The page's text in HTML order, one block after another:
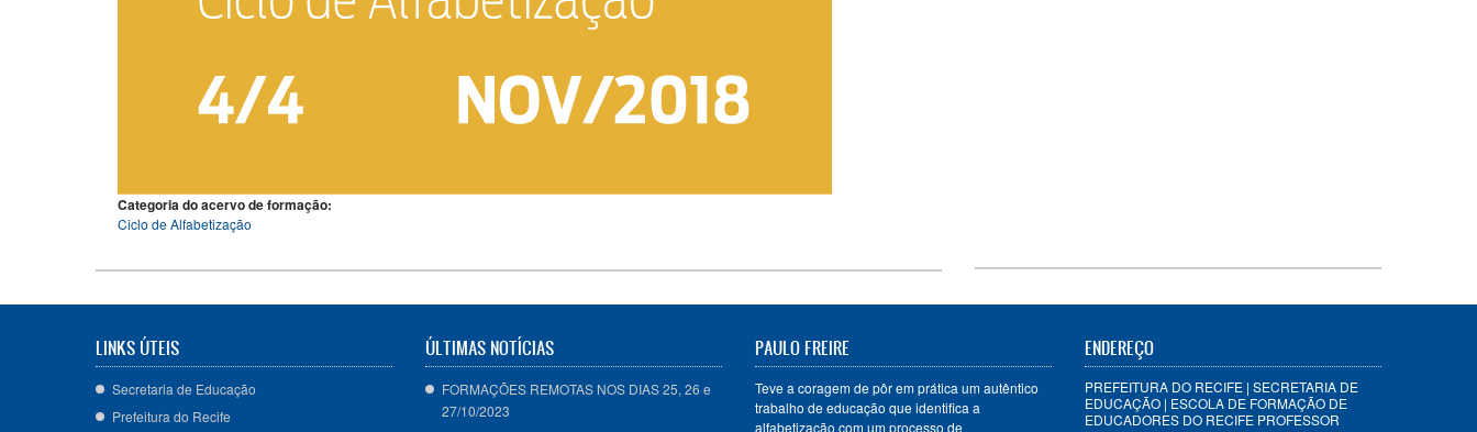
Categoria do acervo de formação:
Ciclo de Alfabetização
LINKS ÚTEIS
Secretaria de Educação
Prefeitura do Recife
ÚLTIMAS NOTÍCIAS
FORMAÇÕES REMOTAS NOS DIAS 25, 26 e
27/10/2023
PAULO FREIRE
Teve a coragem de pôr em prática um autêntico
trabalho de educação que identifica a
alfabetização com um processo de
ENDEREÇO
PREFEITURA DO RECIFE | SECRETARIA DE
EDUCAÇÃO | ESCOLA DE FORMAÇÃO DE
EDUCADORES DO RECIFE PROFESSOR